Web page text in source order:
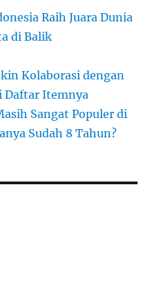
Raih Juara Dunia
di Balik
Kolaborasi dengan
Daftar Itemnya
Sangat Populer di
Sudah 8 Tahun?